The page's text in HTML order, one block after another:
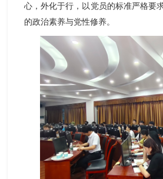
心，外化于行，以党员的标准严格要
的政治素养与党性修养。